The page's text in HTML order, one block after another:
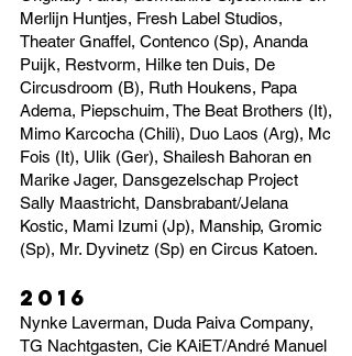
Merlijn Huntjes, Fresh Label Studios,
Theater Gnaffel, Contenco (Sp), Ananda
Puijk, Restvorm, Hilke ten Duis, De
Circusdroom (B), Ruth Houkens, Papa
Adema, Piepschuim, The Beat Brothers (It),
Mimo Karcocha (Chili), Duo Laos (Arg), Mc
Fois (It), Ulik (Ger), Shailesh Bahoran en
Marike Jager, Dansgezelschap Project
Sally Maastricht, Dansbrabant/Jelana
Kostic, Mami Izumi (Jp), Manship, Gromic
(Sp), Mr. Dyvinetz (Sp) en Circus Katoen.
2016
Nynke Laverman, Duda Paiva Company,
TG Nachtgasten, Cie KAiET/André Manuel